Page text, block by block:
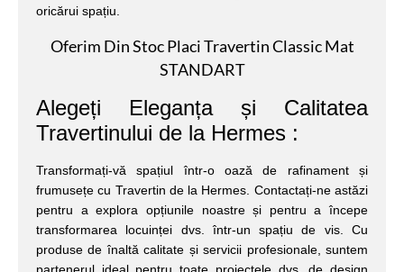
oricărui spațiu.
Oferim Din Stoc Placi Travertin Classic Mat
STANDART
Alegeți Eleganța și Calitatea
Travertinului de la Hermes :
Transformați-vă spațiul într-o oază de rafinament și
frumusețe cu Travertin de la Hermes. Contactați-ne astăzi
pentru a explora opțiunile noastre și pentru a începe
transformarea locuinței dvs. într-un spațiu de vis. Cu
produse de înaltă calitate și servicii profesionale, suntem
partenerul ideal pentru toate proiectele dvs. de design